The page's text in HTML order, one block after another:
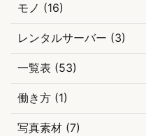
モノ (16)
レンタルサーバー (3)
一覧表 (53)
働き方 (1)
写真素材 (7)